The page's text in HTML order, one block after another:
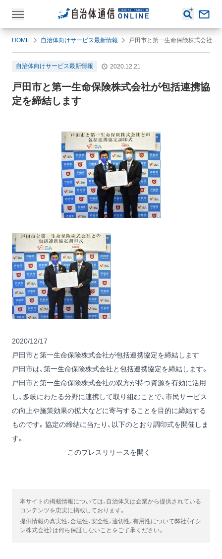
HOME 自治体向けサービス最新情報 戸田市と第一生命保険株式会社が包括連携協定を締結します
自治体向けサービス最新情報 2020.12.21
戸田市と第一生命保険株式会社が包括連携協
定を締結します
2020/12/17
戸田市と第一生命保険株式会社が包括連携協定を締結します
戸田市は、第一生命保険株式会社と包括連携協定を締結します。
戸田市と第一生命保険株式会社の双方が持つ資源を有効に活用
し、多岐にわたる分野に連携して取り組むことで、市民サービス
の向上や施策効果の拡大などに寄与することを目的に締結する
ものです。協定の締結に当たり、以下のとおり調印式を開催しま
す。
このプレスリリースを開く
本サイトの掲載情報については、自治体又は企業から提供されている
コンテンツを忠実に掲載しております。
提供情報の真実性、合法性、安全性、適切性、有用性について弊社（イシ
ン株式会社）は何ら保証しないことをご了承ください。